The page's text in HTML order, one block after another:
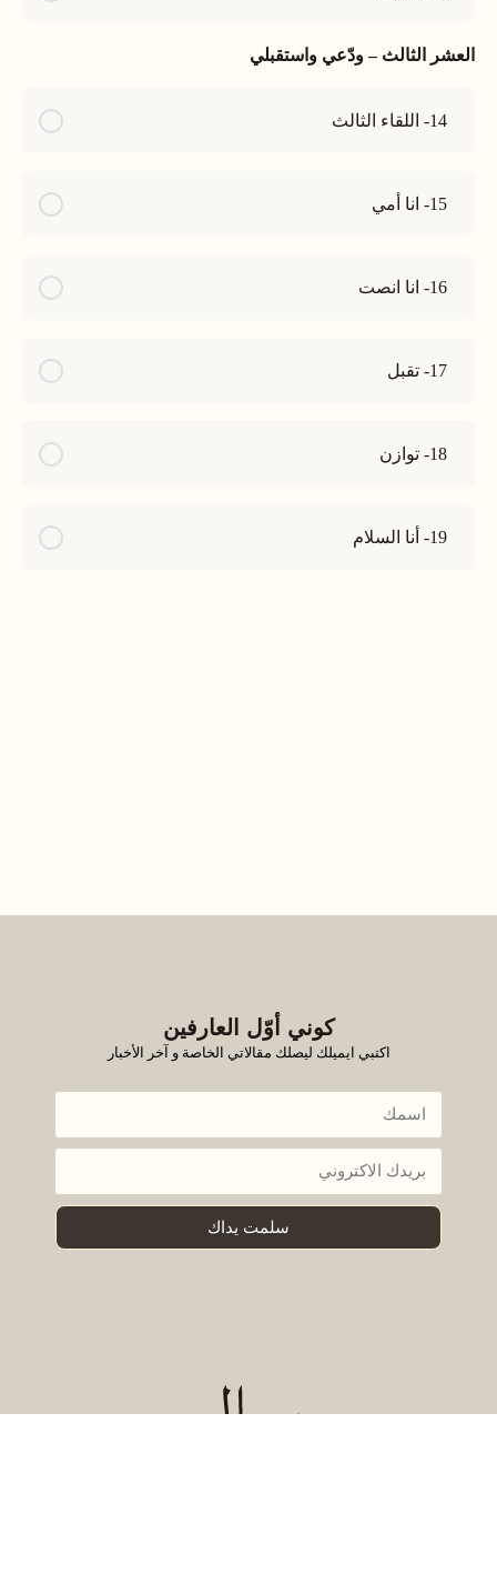
العشر الثالث – ودّعي واستقبلي
14- اللقاء الثالث
15- انا أمي
16- انا انصت
17- تقبل
18- توازن
19- أنا السلام
كوني أوّل العارفين
اكتبي ايميلك ليصلك مقالاتي الخاصة و آخر الأخبار
سلمت يداك